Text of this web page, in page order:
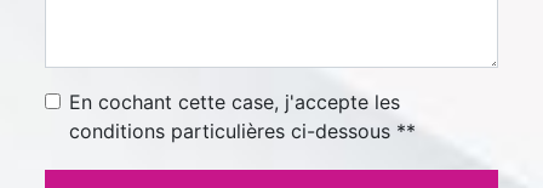
En cochant cette case, j'accepte les
conditions particulières ci-dessous **